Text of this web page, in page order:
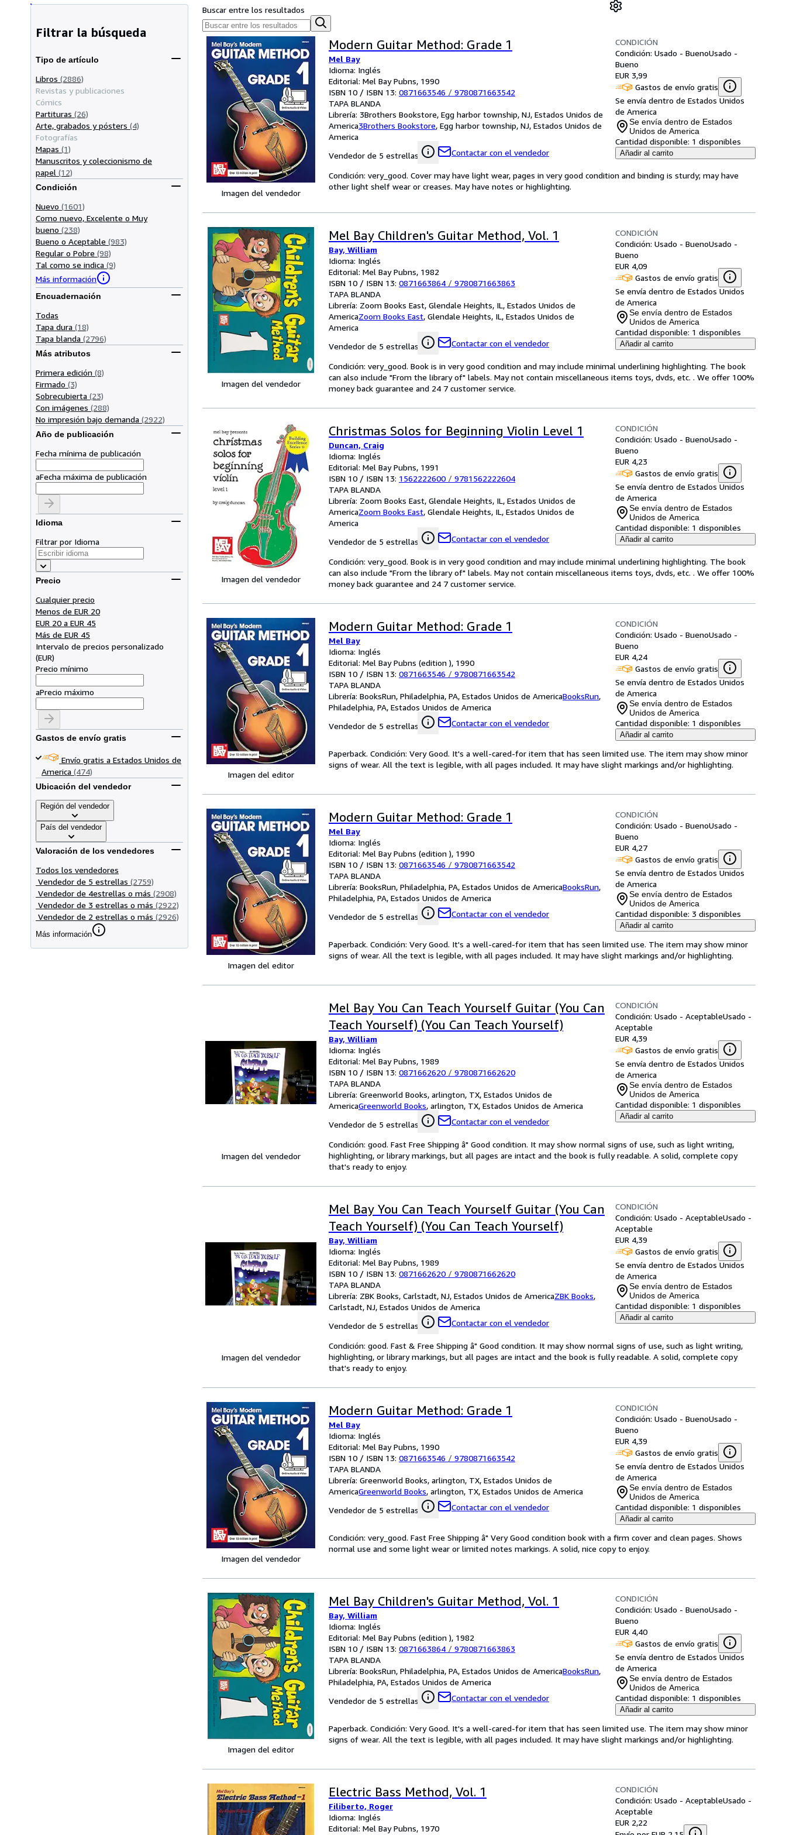
Filtrar la búsqueda
Tipo de artículo
Libros (2886)
Revistas y publicaciones
Cómics
Partituras (26)
Arte, grabados y pósters (4)
Fotografías
Mapas (1)
Manuscritos y coleccionismo de
papel (12)
Condición
Nuevo (1601)
Como nuevo, Excelente o Muy
bueno (238)
Bueno o Aceptable (983)
Regular o Pobre (98)
Tal como se indica (9)
Más información
Encuadernación
Todas
Tapa dura (18)
Tapa blanda (2796)
Más atributos
Primera edición (8)
Firmado (3)
Sobrecubierta (23)
Con imágenes (288)
No impresión bajo demanda (2922)
Año de publicación
Fecha mínima de publicación
aFecha máxima de publicación
Idioma
Filtrar por Idioma
Precio
Cualquier precio
Menos de EUR 20
EUR 20 a EUR 45
Más de EUR 45
Intervalo de precios personalizado
(EUR)
Precio mínimo
aPrecio máximo
Gastos de envío gratis
Envío gratis a Estados Unidos de
America (474)
Ubicación del vendedor
Región del vendedor
País del vendedor
Valoración de los vendedores
Todos los vendedores
Vendedor de 5 estrellas (2759)
Vendedor de 4estrellas o más (2908)
Vendedor de 3 estrellas o más (2922)
Vendedor de 2 estrellas o más (2926)
Más información
Buscar entre los resultados
Imagen del vendedor
Modern Guitar Method: Grade 1
Mel Bay
Idioma: Inglés
Editorial: Mel Bay Pubns, 1990
ISBN 10 / ISBN 13: 0871663546 / 9780871663542
TAPA BLANDA
Librería: 3Brothers Bookstore, Egg harbor township, NJ, Estados Unidos de
America3Brothers Bookstore, Egg harbor township, NJ, Estados Unidos de
America
Vendedor de 5 estrellas
Contactar con el vendedor
CONDICIÓN
Condición: Usado - BuenoUsado -
Bueno
EUR 3,99
Gastos de envío gratis
Se envía dentro de Estados Unidos
de America
Se envía dentro de Estados
Unidos de America
Cantidad disponible: 1 disponibles
Añadir al carrito
Condición: very_good. Cover may have light wear, pages in very good condition and binding is sturdy; may have
other light shelf wear or creases. May have notes or highlighting.
Imagen del vendedor
Mel Bay Children's Guitar Method, Vol. 1
Bay, William
Idioma: Inglés
Editorial: Mel Bay Pubns, 1982
ISBN 10 / ISBN 13: 0871663864 / 9780871663863
TAPA BLANDA
Librería: Zoom Books East, Glendale Heights, IL, Estados Unidos de
AmericaZoom Books East, Glendale Heights, IL, Estados Unidos de
America
Vendedor de 5 estrellas
Contactar con el vendedor
CONDICIÓN
Condición: Usado - BuenoUsado -
Bueno
EUR 4,09
Gastos de envío gratis
Se envía dentro de Estados Unidos
de America
Se envía dentro de Estados
Unidos de America
Cantidad disponible: 1 disponibles
Añadir al carrito
Condición: very_good. Book is in very good condition and may include minimal underlining highlighting. The book
can also include "From the library of" labels. May not contain miscellaneous items toys, dvds, etc. . We offer 100%
money back guarantee and 24 7 customer service.
Imagen del vendedor
Christmas Solos for Beginning Violin Level 1
Duncan, Craig
Idioma: Inglés
Editorial: Mel Bay Pubns, 1991
ISBN 10 / ISBN 13: 1562222600 / 9781562222604
TAPA BLANDA
Librería: Zoom Books East, Glendale Heights, IL, Estados Unidos de
AmericaZoom Books East, Glendale Heights, IL, Estados Unidos de
America
Vendedor de 5 estrellas
Contactar con el vendedor
CONDICIÓN
Condición: Usado - BuenoUsado -
Bueno
EUR 4,23
Gastos de envío gratis
Se envía dentro de Estados Unidos
de America
Se envía dentro de Estados
Unidos de America
Cantidad disponible: 1 disponibles
Añadir al carrito
Condición: very_good. Book is in very good condition and may include minimal underlining highlighting. The book
can also include "From the library of" labels. May not contain miscellaneous items toys, dvds, etc. . We offer 100%
money back guarantee and 24 7 customer service.
Imagen del editor
Modern Guitar Method: Grade 1
Mel Bay
Idioma: Inglés
Editorial: Mel Bay Pubns (edition ), 1990
ISBN 10 / ISBN 13: 0871663546 / 9780871663542
TAPA BLANDA
Librería: BooksRun, Philadelphia, PA, Estados Unidos de AmericaBooksRun,
Philadelphia, PA, Estados Unidos de America
Vendedor de 5 estrellas
Contactar con el vendedor
CONDICIÓN
Condición: Usado - BuenoUsado -
Bueno
EUR 4,24
Gastos de envío gratis
Se envía dentro de Estados Unidos
de America
Se envía dentro de Estados
Unidos de America
Cantidad disponible: 1 disponibles
Añadir al carrito
Paperback. Condición: Very Good. It's a well-cared-for item that has seen limited use. The item may show minor
signs of wear. All the text is legible, with all pages included. It may have slight markings and/or highlighting.
Imagen del editor
Modern Guitar Method: Grade 1
Mel Bay
Idioma: Inglés
Editorial: Mel Bay Pubns (edition ), 1990
ISBN 10 / ISBN 13: 0871663546 / 9780871663542
TAPA BLANDA
Librería: BooksRun, Philadelphia, PA, Estados Unidos de AmericaBooksRun,
Philadelphia, PA, Estados Unidos de America
Vendedor de 5 estrellas
Contactar con el vendedor
CONDICIÓN
Condición: Usado - BuenoUsado -
Bueno
EUR 4,27
Gastos de envío gratis
Se envía dentro de Estados Unidos
de America
Se envía dentro de Estados
Unidos de America
Cantidad disponible: 3 disponibles
Añadir al carrito
Paperback. Condición: Very Good. It's a well-cared-for item that has seen limited use. The item may show minor
signs of wear. All the text is legible, with all pages included. It may have slight markings and/or highlighting.
Imagen del vendedor
Mel Bay You Can Teach Yourself Guitar (You Can
Teach Yourself) (You Can Teach Yourself)
Bay, William
Idioma: Inglés
Editorial: Mel Bay Pubns, 1989
ISBN 10 / ISBN 13: 0871662620 / 9780871662620
TAPA BLANDA
Librería: Greenworld Books, arlington, TX, Estados Unidos de
AmericaGreenworld Books, arlington, TX, Estados Unidos de America
Vendedor de 5 estrellas
Contactar con el vendedor
CONDICIÓN
Condición: Usado - AceptableUsado -
Aceptable
EUR 4,39
Gastos de envío gratis
Se envía dentro de Estados Unidos
de America
Se envía dentro de Estados
Unidos de America
Cantidad disponible: 1 disponibles
Añadir al carrito
Condición: good. Fast Free Shipping â" Good condition. It may show normal signs of use, such as light writing,
highlighting, or library markings, but all pages are intact and the book is fully readable. A solid, complete copy
that's ready to enjoy.
Imagen del vendedor
Mel Bay You Can Teach Yourself Guitar (You Can
Teach Yourself) (You Can Teach Yourself)
Bay, William
Idioma: Inglés
Editorial: Mel Bay Pubns, 1989
ISBN 10 / ISBN 13: 0871662620 / 9780871662620
TAPA BLANDA
Librería: ZBK Books, Carlstadt, NJ, Estados Unidos de AmericaZBK Books,
Carlstadt, NJ, Estados Unidos de America
Vendedor de 5 estrellas
Contactar con el vendedor
CONDICIÓN
Condición: Usado - AceptableUsado -
Aceptable
EUR 4,39
Gastos de envío gratis
Se envía dentro de Estados Unidos
de America
Se envía dentro de Estados
Unidos de America
Cantidad disponible: 1 disponibles
Añadir al carrito
Condición: good. Fast & Free Shipping â" Good condition. It may show normal signs of use, such as light writing,
highlighting, or library markings, but all pages are intact and the book is fully readable. A solid, complete copy
that's ready to enjoy.
Imagen del vendedor
Modern Guitar Method: Grade 1
Mel Bay
Idioma: Inglés
Editorial: Mel Bay Pubns, 1990
ISBN 10 / ISBN 13: 0871663546 / 9780871663542
TAPA BLANDA
Librería: Greenworld Books, arlington, TX, Estados Unidos de
AmericaGreenworld Books, arlington, TX, Estados Unidos de America
Vendedor de 5 estrellas
Contactar con el vendedor
CONDICIÓN
Condición: Usado - BuenoUsado -
Bueno
EUR 4,39
Gastos de envío gratis
Se envía dentro de Estados Unidos
de America
Se envía dentro de Estados
Unidos de America
Cantidad disponible: 1 disponibles
Añadir al carrito
Condición: very_good. Fast Free Shipping â" Very Good condition book with a firm cover and clean pages. Shows
normal use and some light wear or limited notes markings. A solid, nice copy to enjoy.
Imagen del editor
Mel Bay Children's Guitar Method, Vol. 1
Bay, William
Idioma: Inglés
Editorial: Mel Bay Pubns (edition ), 1982
ISBN 10 / ISBN 13: 0871663864 / 9780871663863
TAPA BLANDA
Librería: BooksRun, Philadelphia, PA, Estados Unidos de AmericaBooksRun,
Philadelphia, PA, Estados Unidos de America
Vendedor de 5 estrellas
Contactar con el vendedor
CONDICIÓN
Condición: Usado - BuenoUsado -
Bueno
EUR 4,40
Gastos de envío gratis
Se envía dentro de Estados Unidos
de America
Se envía dentro de Estados
Unidos de America
Cantidad disponible: 1 disponibles
Añadir al carrito
Paperback. Condición: Very Good. It's a well-cared-for item that has seen limited use. The item may show minor
signs of wear. All the text is legible, with all pages included. It may have slight markings and/or highlighting.
Electric Bass Method, Vol. 1
Filiberto, Roger
Idioma: Inglés
Editorial: Mel Bay Pubns, 1970
CONDICIÓN
Condición: Usado - AceptableUsado -
Aceptable
EUR 2,22